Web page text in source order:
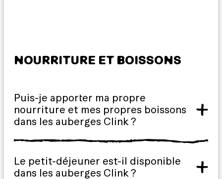
NOURRITURE ET BOISSONS
Puis-je apporter ma propre
nourriture et mes propres boissons
dans les auberges Clink ?
Le petit-déjeuner est-il disponible
dans les auberges Clink ?